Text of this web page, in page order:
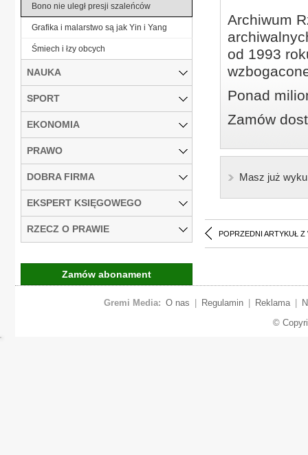
Archiwum
od 1993
Ponad
Zamów
Masz już
POPRZEDNI ARTYKUŁ Z
Bono nie uległ presji szaleńców
Grafika i malarstwo są jak Yin i Yang
Śmiech i łzy obcych
NAUKA
SPORT
EKONOMIA
PRAWO
DOBRA FIRMA
EKSPERT KSIĘGOWEGO
RZECZ O PRAWIE
Zamów abonament
Gremi Media: O nas Regulamin Reklama
©